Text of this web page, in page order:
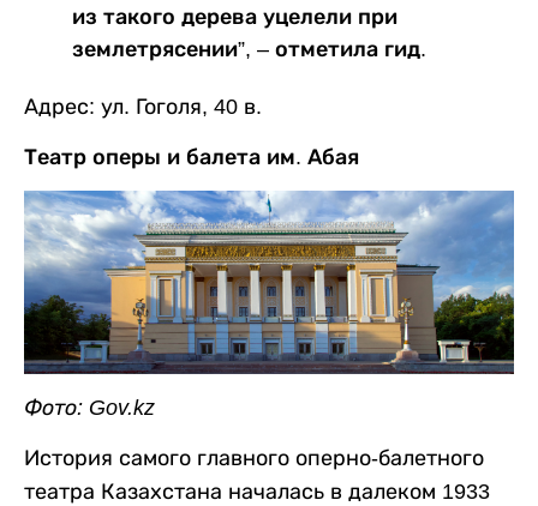
из такого дерева уцелели при
землетрясении”, – отметила гид.
Адрес: ул. Гоголя, 40 в.
Театр оперы и балета им. Абая
Фото: Gov.kz
История самого главного оперно-балетного
театра Казахстана началась в далеком 1933